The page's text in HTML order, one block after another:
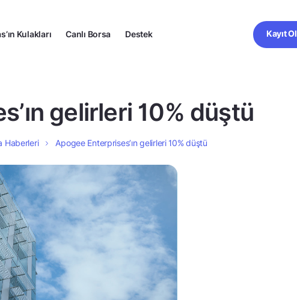
Kulakları Canlı Borsa Destek Kayıt Ol
gelirleri 10% düştü
Haberleri Apogee Enterprises’ın gelirleri 10% düştü